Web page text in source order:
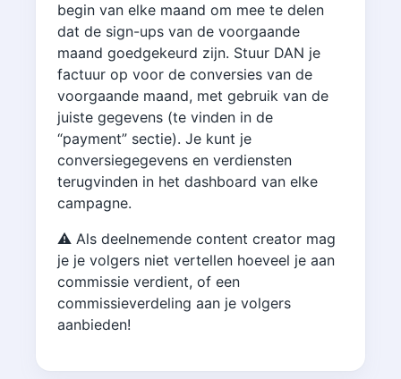
begin van elke maand om mee te delen
dat de sign-ups van de voorgaande
maand goedgekeurd zijn. Stuur DAN je
factuur op voor de conversies van de
voorgaande maand, met gebruik van de
juiste gegevens (te vinden in de
“payment” sectie). Je kunt je
conversiegegevens en verdiensten
terugvinden in het dashboard van elke
campagne.
⚠️ Als deelnemende content creator mag
je je volgers niet vertellen hoeveel je aan
commissie verdient, of een
commissieverdeling aan je volgers
aanbieden!